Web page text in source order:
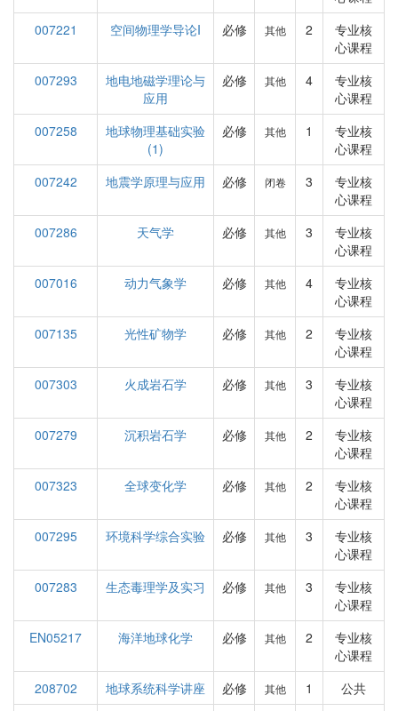
007221
空间物理学导论I 必修 其他 2
专业核
心课程
007293
地电地磁学理论与
应用
必修 其他 4
专业核
心课程
007258
地球物理基础实验
(1)
必修 其他 1
专业核
心课程
007242
地震学原理与应用 必修 闭卷 3
专业核
心课程
007286
天气学 必修 其他 3
专业核
心课程
007016
动力气象学 必修 其他 4
专业核
心课程
007135
光性矿物学 必修 其他 2
专业核
心课程
007303
火成岩石学 必修 其他 3
专业核
心课程
007279
沉积岩石学 必修 其他 2
专业核
心课程
007323
全球变化学 必修 其他 2
专业核
心课程
007295
环境科学综合实验 必修 其他 3
专业核
心课程
007283
生态毒理学及实习 必修 其他 3
专业核
心课程
EN05217
海洋地球化学 必修 其他 2
专业核
心课程
208702
地球系统科学讲座 必修 其他 1
公共